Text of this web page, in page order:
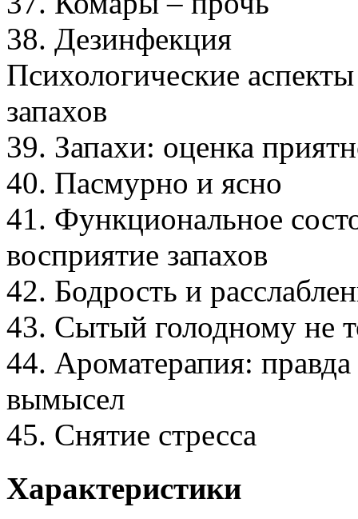
38. Дезинфекция
Психологические аспекты
запахов
39. Запахи: оценка
40. Пасмурно и ясно
41. Функциональное
восприятие запахов
42. Бодрость и
43. Сытый голодному не
44. Ароматерапия:
вымысел
45. Снятие стресса
Характеристики